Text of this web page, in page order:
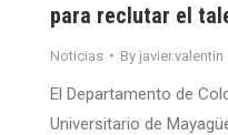
para reclutar el
Noticias By javier.valentin
El Departamento de
Universitario de